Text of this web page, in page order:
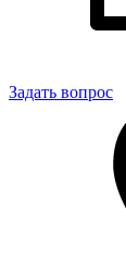
Задать вопрос